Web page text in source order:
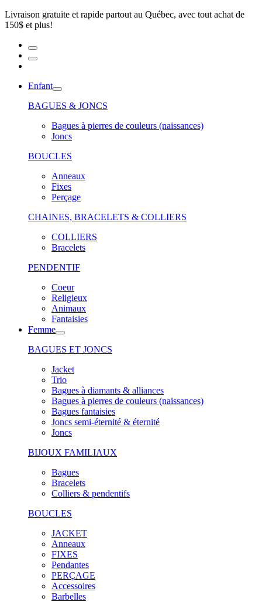
Livraison gratuite et rapide partout au Québec, avec tout achat de
150$ et plus!
Enfant
BAGUES & JONCS
Bagues à pierres de couleurs (naissances)
Joncs
BOUCLES
Anneaux
Fixes
Perçage
CHAINES, BRACELETS & COLLIERS
COLLIERS
Bracelets
PENDENTIF
Coeur
Religieux
Animaux
Fantaisies
Femme
BAGUES ET JONCS
Jacket
Trio
Bagues à diamants & alliances
Bagues à pierres de couleurs (naissances)
Bagues fantaisies
Joncs semi-éternité & éternité
Joncs
BIJOUX FAMILIAUX
Bagues
Bracelets
Colliers & pendentifs
BOUCLES
JACKET
Anneaux
FIXES
Pendantes
PERÇAGE
Accessoires
Barbelles